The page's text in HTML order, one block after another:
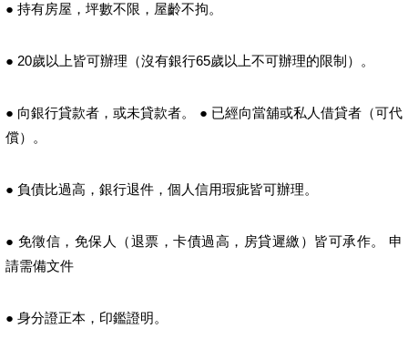
● 持有房屋，坪數不限，屋齡不拘。
● 20歲以上皆可辦理（沒有銀行65歲以上不可辦理的限制）。
● 向銀行貸款者，或未貸款者。 ● 已經向當舖或私人借貸者（可代
償）。
● 負債比過高，銀行退件，個人信用瑕疵皆可辦理。
● 免徵信，免保人（退票，卡債過高，房貸遲繳）皆可承作。 申
請需備文件
● 身分證正本，印鑑證明。